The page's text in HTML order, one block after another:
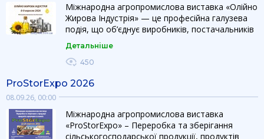
Міжнародна агропромислова виставка «Олійно
Жирова Індустрія» — це професійна галузева
подія, що об’єднує виробників, постачальників
обладнання, технологій та інгредієнтів для
виробництва і переробки рослинних олій та
жирів. Виставка створює ефективну
партнерств та розширення бізнесу на
українському і міжнародному ринках.
технологій, обладнання та інноваційних рішень
для олійно-жирової індустрії. Технології та
Детальніше
450
ProStorExpo 2026
08.09.26, 00:00
Міжнародна агропромислова виставка
«ProStorExpo» – Переробка та зберігання
сільськогосподарської продукції, продуктів